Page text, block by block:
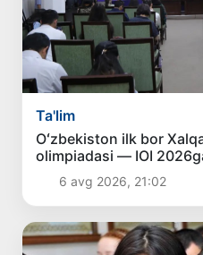
Ta'lim
Oʻzbekiston ilk bor
olimpiadasi — IOI
6 avg 2026, 21:02